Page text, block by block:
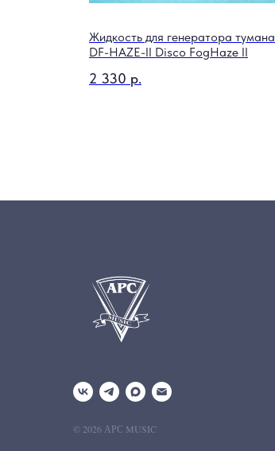
Жидкость для генератора тумана
DF-HAZE-II Disco FogHaze II
2 330 р.
© 2026 АРС MUSIC